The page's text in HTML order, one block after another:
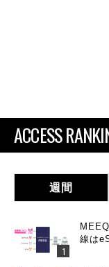
ACCESS
週間
線は